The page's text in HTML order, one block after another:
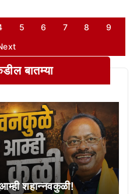
5 6 7 8
9
बातम्या
शहान्नवकुळी!